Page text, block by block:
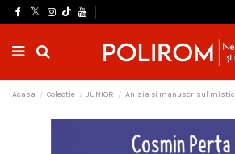
Acasa Colectie JUNIOR Anisia şi manuscrisul mistic